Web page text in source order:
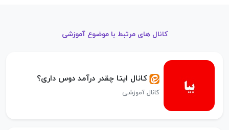
کانال های مرتبط با موضوع آموزشی
کانال ایتا چقدر درآمد دوس داری؟
کانال آموزشی